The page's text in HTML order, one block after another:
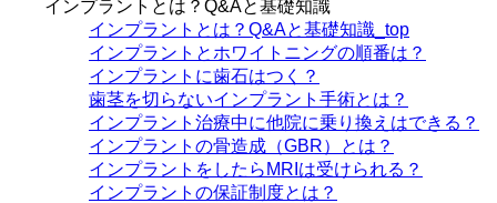
インプラントとは？Q&Aと基礎知識
インプラントとは？Q&Aと基礎知識_top
インプラントとホワイトニングの順番は？
インプラントに歯石はつく？
歯茎を切らないインプラント手術とは？
インプラント治療中に他院に乗り換えはできる？
インプラントの骨造成（GBR）とは？
インプラントをしたらMRIは受けられる？
インプラントの保証制度とは？